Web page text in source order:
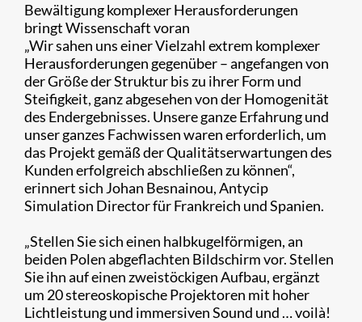
Bewältigung komplexer Herausforderungen
bringt Wissenschaft voran
„Wir sahen uns einer Vielzahl extrem komplexer
Herausforderungen gegenüber – angefangen von
der Größe der Struktur bis zu ihrer Form und
Steifigkeit, ganz abgesehen von der Homogenität
des Endergebnisses. Unsere ganze Erfahrung und
unser ganzes Fachwissen waren erforderlich, um
das Projekt gemäß der Qualitätserwartungen des
Kunden erfolgreich abschließen zu können“,
erinnert sich Johan Besnainou, Antycip
Simulation Director für Frankreich und Spanien.
„Stellen Sie sich einen halbkugelförmigen, an
beiden Polen abgeflachten Bildschirm vor. Stellen
Sie ihn auf einen zweistöckigen Aufbau, ergänzt
um 20 stereoskopische Projektoren mit hoher
Lichtleistung und immersiven Sound und … voilà!